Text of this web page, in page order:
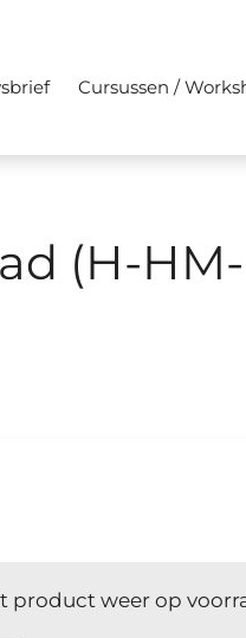
Cursussen /
(H-HM-
product weer op